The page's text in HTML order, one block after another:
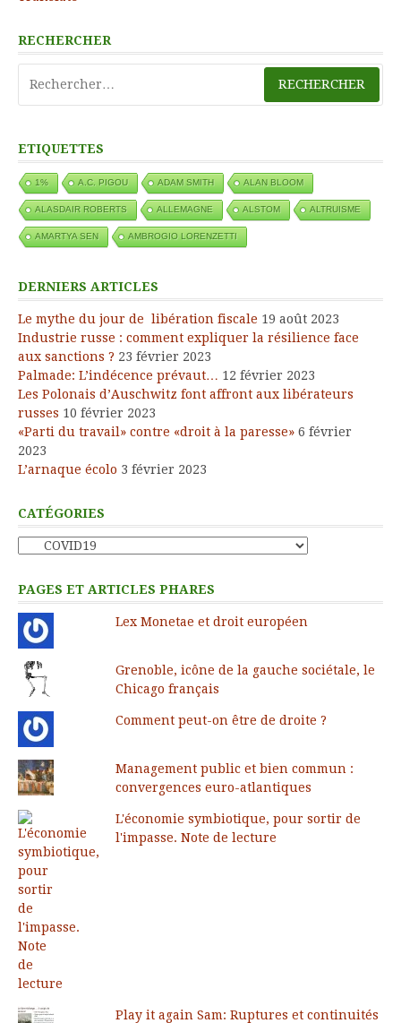
RECHERCHER
ETIQUETTES
1% A.C. PIGOU ADAM SMITH ALAN BLOOM
ALASDAIR ROBERTS ALLEMAGNE ALSTOM ALTRUISME
AMARTYA SEN AMBROGIO LORENZETTI
DERNIERS ARTICLES
Le mythe du jour de libération fiscale 19 août 2023
Industrie russe : comment expliquer la résilience face
aux sanctions ? 23 février 2023
Palmade: L’indécence prévaut… 12 février 2023
Les Polonais d’Auschwitz font affront aux libérateurs
russes 10 février 2023
«Parti du travail» contre «droit à la paresse» 6 février
2023
L’arnaque écolo 3 février 2023
CATÉGORIES
Catégories
PAGES ET ARTICLES PHARES
Lex Monetae et droit européen
Grenoble, icône de la gauche sociétale, le
Chicago français
Comment peut-on être de droite ?
Management public et bien commun :
convergences euro-atlantiques
L'économie symbiotique, pour sortir de
l'impasse. Note de lecture
Play it again Sam: Ruptures et continuités